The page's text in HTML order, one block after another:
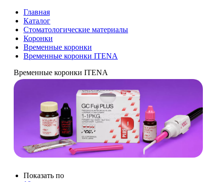
Главная
Каталог
Стоматологические материалы
Коронки
Временные коронки
Временные коронки ITENA
Временные коронки ITENA
Показать по